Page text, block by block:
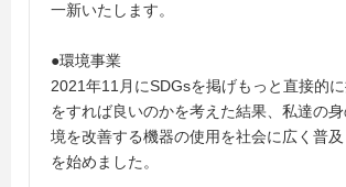
一新いたします。
●環境事業
2021年11月にSDGsを掲げもっと直接的
をすれば良いのかを考えた結果、私達の
境を改善する機器の使用を社会に広く普
を始めました。